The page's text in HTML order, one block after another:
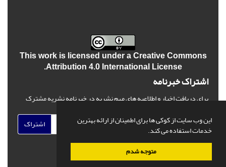
این وب سایت از کوکی ها برای اطمینان از ارائه بهترین
خدمات استفاده می کند.
متوجه شدم
This work is licensed under a Creative Commons
Attribution 4.0 International License
.
اشتراک خبرنامه
برای دریافت اخبار و اطلاعیه های مهم نشریه در خبرنامه نشریه مشترک
اشتراک